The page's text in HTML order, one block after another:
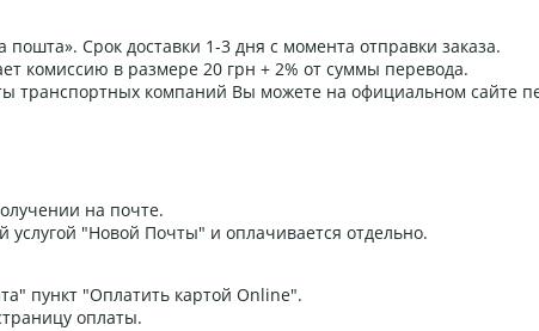
Срок доставки 1-3 дня с момента отправки заказа.
комиссию в размере 20 грн + 2% от суммы перевода.
транспортных компаний Вы можете на официальном сайте
на почте.
"Новой Почты" и оплачивается отдельно.
пункт "Оплатить картой Online".
оплаты.